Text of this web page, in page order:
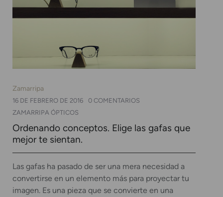
Zamarripa
16 DE FEBRERO DE 2016
0 COMENTARIOS
ZAMARRIPA ÓPTICOS
Ordenando conceptos. Elige las gafas que
mejor te sientan.
Las gafas ha pasado de ser una mera necesidad a
convertirse en un elemento más para proyectar tu
imagen. Es una pieza que se convierte en una